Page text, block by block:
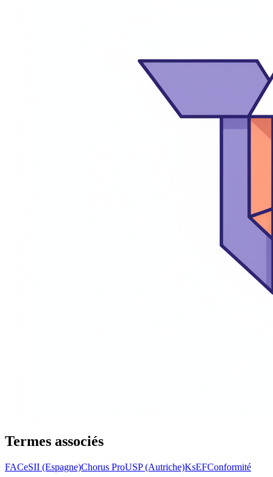
Termes associés
FACeSII (Espagne)Chorus ProUSP (Autriche)KsEFConformité